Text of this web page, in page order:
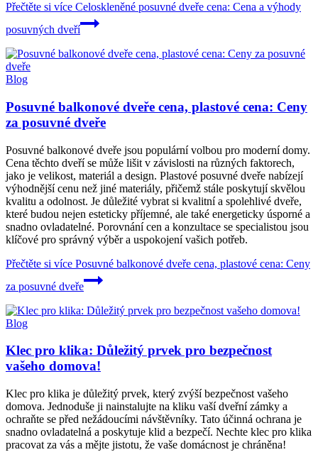
Přečtěte si více Celoskleněné posuvné dveře cena: Cena a výhody
posuvných dveří
Blog
Posuvné balkonové dveře cena, plastové cena: Ceny
za posuvné dveře
Posuvné balkonové dveře jsou populární volbou pro moderní domy.
Cena těchto dveří se může lišit v závislosti na různých faktorech,
jako je velikost, materiál a design. Plastové posuvné dveře nabízejí
výhodnější cenu než jiné materiály, přičemž stále poskytují skvělou
kvalitu a odolnost. Je důležité vybrat si kvalitní a spolehlivé dveře,
které budou nejen esteticky příjemné, ale také energeticky úsporné a
snadno ovladatelné. Porovnání cen a konzultace se specialistou jsou
klíčové pro správný výběr a uspokojení vašich potřeb.
Přečtěte si více Posuvné balkonové dveře cena, plastové cena: Ceny
za posuvné dveře
Blog
Klec pro klika: Důležitý prvek pro bezpečnost
vašeho domova!
Klec pro klika je důležitý prvek, který zvýší bezpečnost vašeho
domova. Jednoduše ji nainstalujte na kliku vaší dveřní zámky a
ochraňte se před nežádoucími návštěvníky. Tato účinná ochrana je
snadno ovladatelná a poskytuje klid a bezpečí. Nechte klec pro klika
pracovat za vás a mějte jistotu, že vaše domácnost je chráněna!